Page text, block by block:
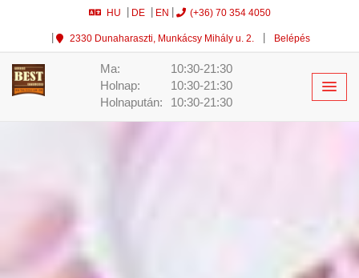
HU DE EN (+36) 70 354 4050
2330 Dunaharaszti, Munkácsy Mihály u. 2. Belépés
Ma:
10:30-21:30
Holnap:
10:30-21:30
Holnapután:
10:30-21:30